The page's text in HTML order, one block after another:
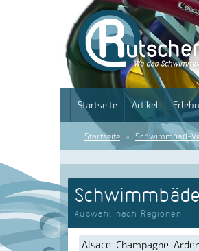
Startseite Artikel
Startseite Schwimmbad-
Auswahl nach Regionen
Alsace-Champagne-